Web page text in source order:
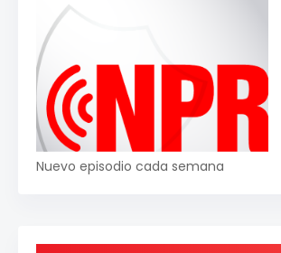
Nuevo episodio cada semana